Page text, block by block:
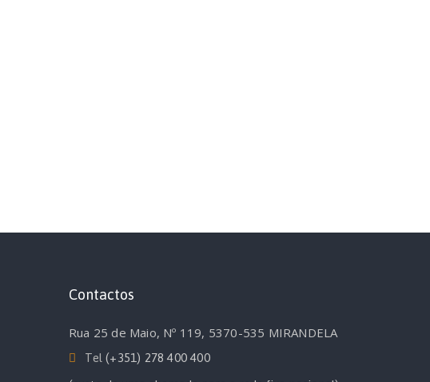
Contactos
Rua 25 de Maio, Nº 119, 5370-535 MIRANDELA
Tel(+351) 278 400 400